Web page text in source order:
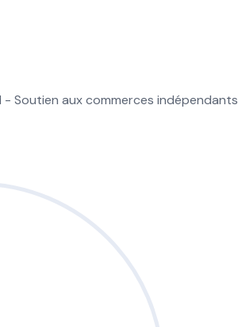
- Soutien aux commerces indépendants